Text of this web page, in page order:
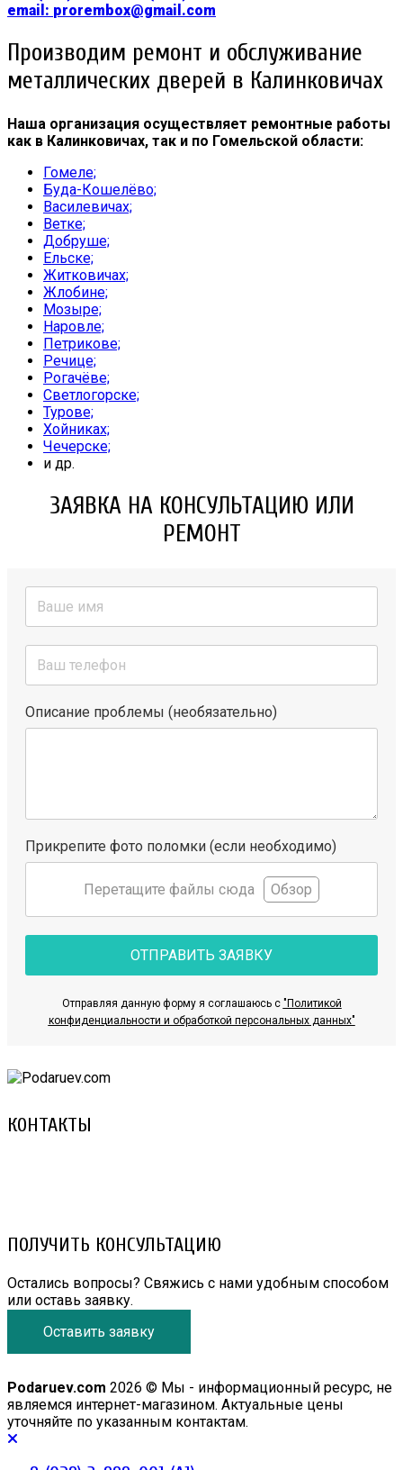
email: prorembox@gmail.com
Производим ремонт и обслуживание
металлических дверей в Калинковичах
Наша организация осуществляет ремонтные работы
как в Калинковичах, так и по Гомельской области:
Гомеле;
Буда-Кошелёво;
Василевичах;
Ветке;
Добруше;
Ельске;
Житковичах;
Жлобине;
Мозыре;
Наровле;
Петрикове;
Речице;
Рогачёве;
Светлогорске;
Турове;
Хойниках;
Чечерске;
и др.
ЗАЯВКА НА КОНСУЛЬТАЦИЮ ИЛИ
РЕМОНТ
Описание проблемы (необязательно)
Прикрепите фото поломки (если необходимо)
Перетащите файлы сюда Обзор
ОТПРАВИТЬ ЗАЯВКУ
Отправляя данную форму я соглашаюсь с "Политикой
конфиденциальности и обработкой персональных данных"
КОНТАКТЫ
ПОЛУЧИТЬ КОНСУЛЬТАЦИЮ
Остались вопросы? Свяжись с нами удобным способом
или оставь заявку.
Оставить заявку
Podaruev.com 2026 © Мы - информационный ресурс, не
являемся интернет-магазином. Актуальные цены
уточняйте по указанным контактам.